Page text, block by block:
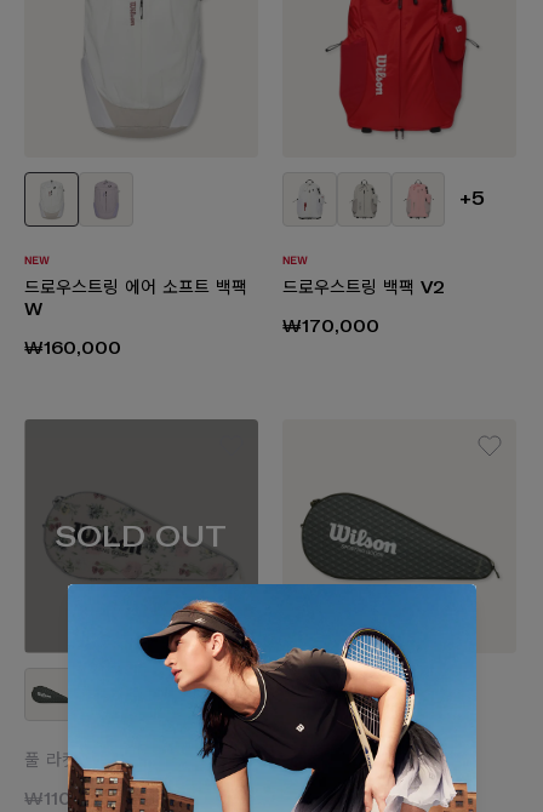
드로우스트링 에어 소프트 백팩
W
₩160,000
+5
드로우스트링 백팩 V2
₩170,000
SOLD OUT
풀 라켓 커버 백
₩110,000
풀 라켓 커버 백
₩110,000